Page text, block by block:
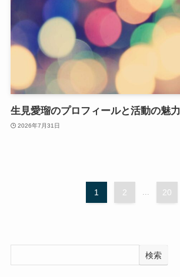
生見愛瑠のプロフィールと活動の魅力
2026年7月31日
1 2 ... 20
検索